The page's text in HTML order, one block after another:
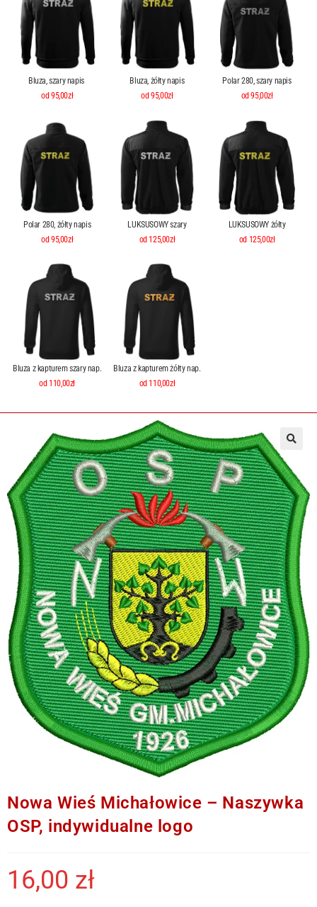
Bluza, szary napis
od 95,00zł
Bluza, żółty napis
od 95,00zł
Polar 280, szary napis
od 95,00zł
Polar 280, żółty napis
od 95,00zł
LUKSUSOWY szary
od 125,00zł
LUKSUSOWY żółty
od 125,00zł
Bluza z kapturem szary nap.
od 110,00zł
Bluza z kapturem żółty nap.
od 110,00zł
Nowa Wieś Michałowice – Naszywka
OSP, indywidualne logo
16,00 zł